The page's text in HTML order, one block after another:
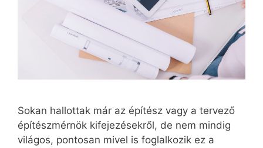
Sokan hallottak már az építész vagy a tervező
építészmérnök kifejezésekről, de nem mindig
világos, pontosan mivel is foglalkozik ez a